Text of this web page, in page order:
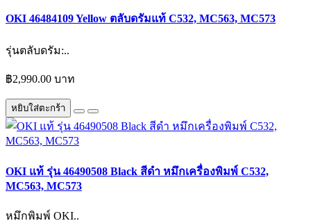
OKI 46484109 Yellow ตลับดรัมแท้ C532, MC563, MC573
รุ่นตลับดรัม:..
฿2,990.00 บาท
หยิบใส่ตะกร้า
OKI แท้ รุ่น 46490508 Black สีดำ หมึกเครื่องพิมพ์ C532,
MC563, MC573
หมึกพิมพ์ OKI..